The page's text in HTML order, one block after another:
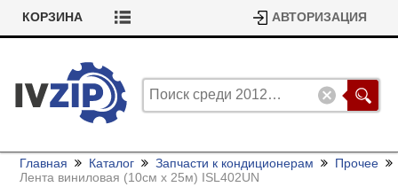
КОРЗИНА АВТОРИЗАЦИЯ
Главная Каталог Запчасти к кондиционерам
Прочее
Лента виниловая (10см x 25м) ISL402UN